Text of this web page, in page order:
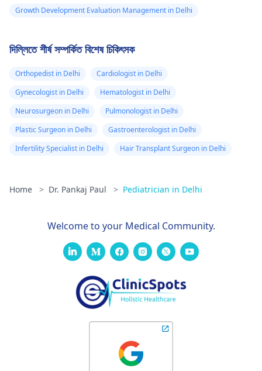
Growth Development Evaluation Management in Delhi
দিল্লিতে শীর্ষ সম্পর্কিত বিশেষ চিকিৎসক
Orthopedist in Delhi
Cardiologist in Delhi
Gynecologist in Delhi
Hematologist in Delhi
Neurosurgeon in Delhi
Pulmonologist in Delhi
Plastic Surgeon in Delhi
Gastroenterologist in Delhi
Infertility Specialist in Delhi
Hair Transplant Surgeon in Delhi
Home > Dr. Pankaj Paul > Pediatrician in Delhi
Welcome to your Medical Community.